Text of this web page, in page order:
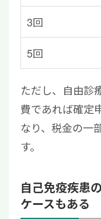
3回
5回
ただし、自由診
費であれば確定
なり、税金の一
す。
自己免疫疾患
ケースもある